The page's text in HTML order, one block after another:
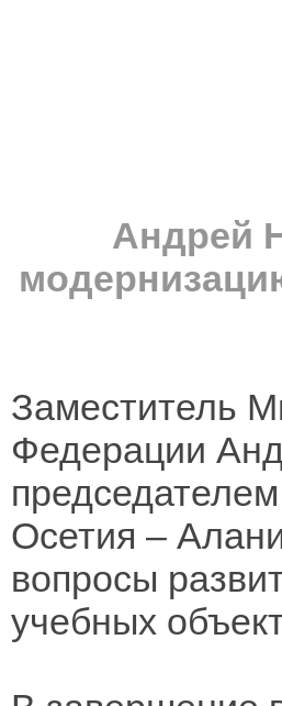
Андрей
Заместитель
Федерации
Осетия –
вопросы
учебных